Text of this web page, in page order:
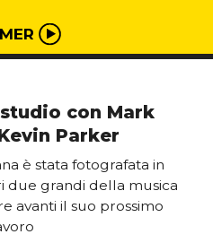
con Mark
Parker
è stata fotografata in
due grandi della musica
avanti il suo prossimo